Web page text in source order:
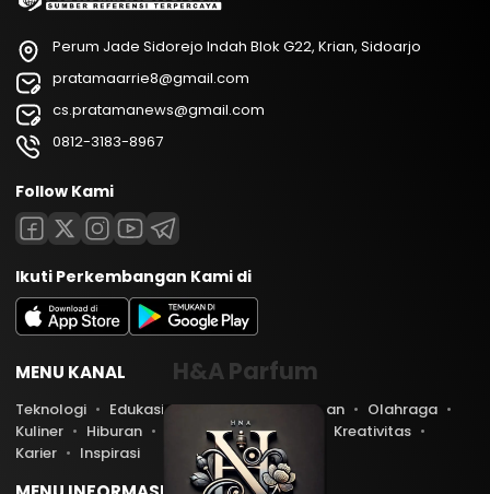
Perum Jade Sidorejo Indah Blok G22, Krian, Sidoarjo
pratamaarrie8@gmail.com
cs.pratamanews@gmail.com
0812-3183-8967
Follow Kami
Ikuti Perkembangan Kami di
MENU KANAL
Teknologi Edukasi Lifestyle Keuangan
Olahraga
Kuliner
Hiburan Travel Kesehatan
Kreativitas
Karier
Inspirasi
H&A Parfum